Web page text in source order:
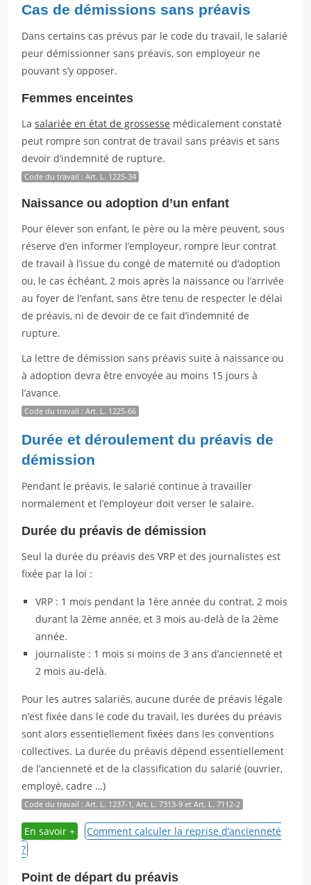
Cas de démissions sans préavis
Dans certains cas prévus par le code du travail, le salarié
peur démissionner sans préavis, son employeur ne
pouvant s’y opposer.
Femmes enceintes
Lasalariée en état de grossesse médicalement constaté
peut rompre son contrat de travail sans préavis et sans
devoir d’indemnité de rupture.
Code du travail : Art. L. 1225-34
Naissance ou adoption d’un enfant
Pour élever son enfant, le père ou la mère peuvent, sous
réserve d’en informer l’employeur, rompre leur contrat
de travail à l’issue du congé de maternité ou d’adoption
ou, le cas échéant, 2 mois après la naissance ou l’arrivée
au foyer de l’enfant, sans être tenu de respecter le délai
de préavis, ni de devoir de ce fait d’indemnité de
rupture.
La lettre de démission sans préavis suite à naissance ou
à adoption devra être envoyée au moins 15 jours à
l’avance.
Code du travail : Art. L. 1225-66
Durée et déroulement du préavis de
démission
Pendant le préavis, le salarié continue à travailler
normalement et l’employeur doit verser le salaire.
Durée du préavis de démission
Seul la durée du préavis des VRP et des journalistes est
fixée par la loi :
VRP : 1 mois pendant la 1ère année du contrat, 2 mois
durant la 2ème année, et 3 mois au-delà de la 2ème
année.
journaliste : 1 mois si moins de 3 ans d’ancienneté et
2 mois au-delà.
Pour les autres salariés, aucune durée de préavis légale
n’est fixée dans le code du travail, les durées du préavis
sont alors essentiellement fixées dans les conventions
collectives. La durée du préavis dépend essentiellement
de l’ancienneté et de la classification du salarié (ouvrier,
employé, cadre …)
Code du travail : Art. L. 1237-1, Art. L. 7313-9 et Art. L. 7112-2
Comment calculer la reprise d’ancienneté
?
Point de départ du préavis